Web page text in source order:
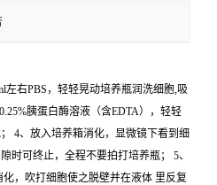
左右PBS，轻轻晃动培养瓶润洗细胞,吸
胰蛋白酶溶液（含EDTA），轻轻
4、放入培养箱消化，显微镜下看到细
时可终止，全程不要拍打培养瓶； 5、
，吹打细胞使之脱壁并在液体 里反复